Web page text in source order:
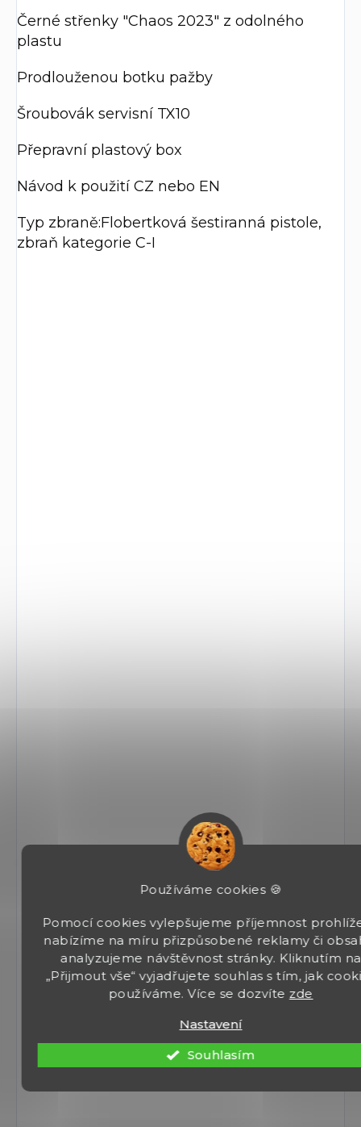
Používáme cookies 🍪
Pomocí cookies vylepšujeme příjemnost
nabízíme na míru přizpůsobené reklamy či
analyzujeme návštěvnost stránky. Kliknutím na
„Přijmout vše“ vyjadřujete souhlas s tím, jak
používáme. Více se dozvíte zde
Nastavení
Souhlasím
Černé střenky "Chaos 2023" z odolného
plastu
Prodlouženou botku pažby
Šroubovák servisní TX10
Přepravní plastový box
Návod k použití CZ nebo EN
Typ zbraně:Flobertková šestiranná pistole,
zbraň kategorie C-I
kompaktním rozměrům a nízké hmotnosti.
Kalibr 9 mm Flobert
Optimální výkon a přesnost pro trénink i
Jaká je kapacita zásobníku?
Jaké jsou rozměry zbraně?
Jaký je materiál rámu?